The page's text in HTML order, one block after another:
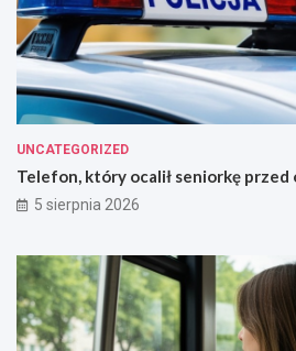
UNCATEGORIZED
Telefon, który ocalił seniorkę przed
5 sierpnia 2026